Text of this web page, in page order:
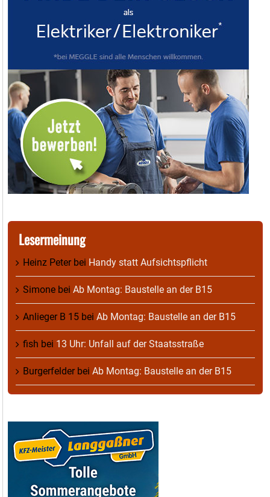
Lesermeinung
Heinz Peterbei Handy statt Aufsichtspflicht
Simone bei Ab Montag: Baustelle an der B15
Anlieger B 15 bei Ab Montag: Baustelle an der B15
fish bei 13 Uhr: Unfall auf der Staatsstraße
Burgerfelderbei Ab Montag: Baustelle an der B15